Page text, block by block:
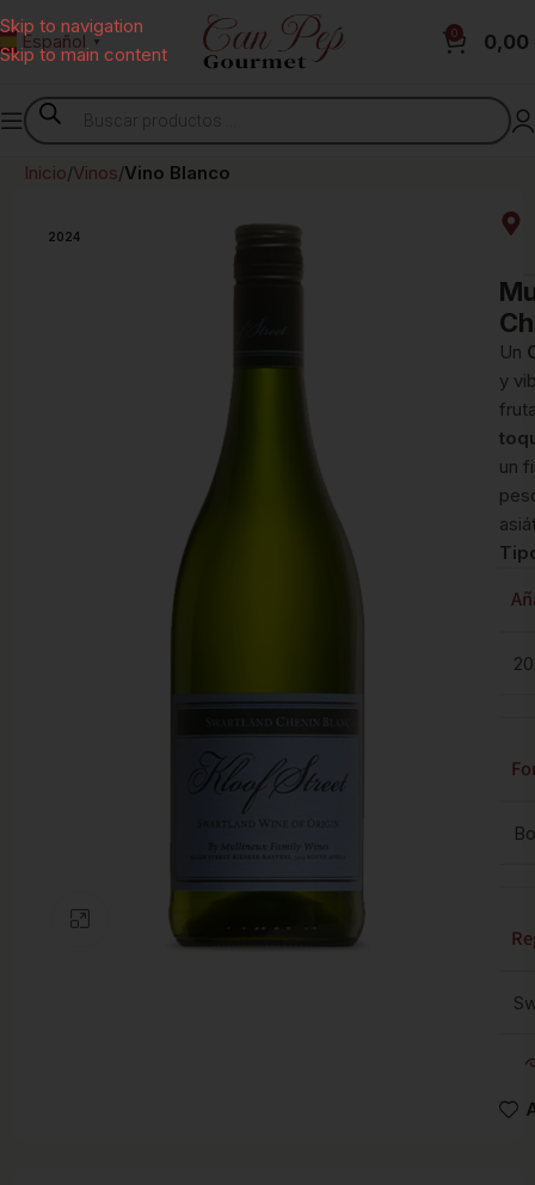
Skip to navigation
Skip to main content
Español ▼
0 0,00
Inicio Vinos Vino Blanco
2024
Un
y
un